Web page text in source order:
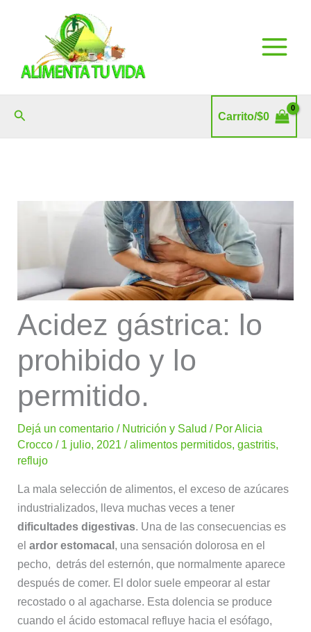
Buscar Carrito/$0
Acidez gástrica: lo
prohibido y lo
permitido.
Dejá un comentario / Nutrición y Salud / PorAlicia
Crocco/ 1 julio, 2021/alimentos permitidos,gastritis,
reflujo
La mala selección de alimentos, el exceso de azúcares
industrializados, lleva muchas veces a tener
dificultades digestivas. Una de las consecuencias es
elardor estomacal, una sensación dolorosa en el
pecho, detrás del esternón, que normalmente aparece
después de comer. El dolor suele empeorar al estar
recostado o al agacharse. Esta dolencia se produce
cuando el ácido estomacal refluye hacia el esófago,